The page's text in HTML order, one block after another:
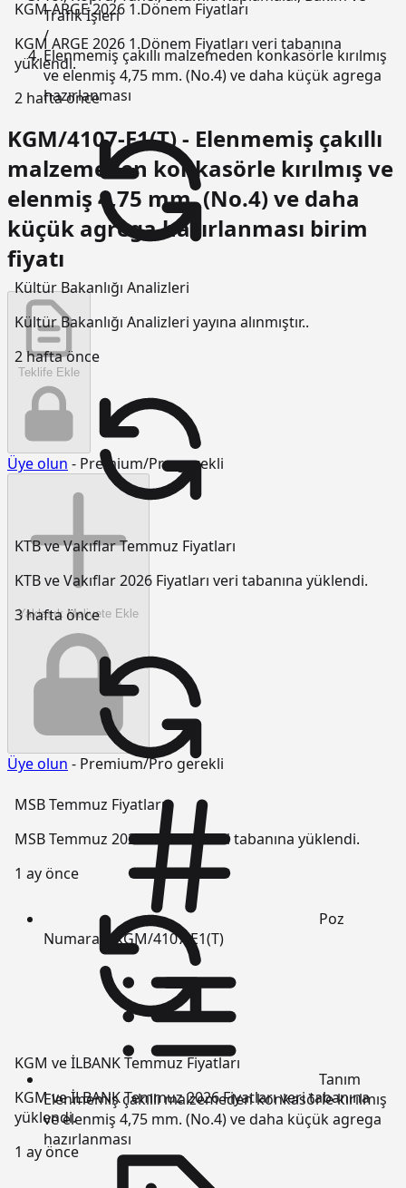
KGM ARGE 2026 1.Dönem Fiyatları
KGM ARGE 2026 1.Dönem Fiyatları veri tabanına
yüklendi.
2 hafta önce
Kültür Bakanlığı Analizleri
Kültür Bakanlığı Analizleri yayına alınmıştır..
2 hafta önce
KTB ve Vakıflar Temmuz Fiyatları
KTB ve Vakıflar 2026 Fiyatları veri tabanına yüklendi.
3 hafta önce
MSB Temmuz Fiyatları
MSB Temmuz 2026 Fiyatları veri tabanına yüklendi.
1 ay önce
KGM ve İLBANK Temmuz Fiyatları
KGM ve İLBANK Temmuz 2026 Fiyatları veri tabanına
yüklendi.
1 ay önce
Trafik İşleri
/
Elenmemiş çakıllı malzemeden konkasörle kırılmış
ve elenmiş 4,75 mm. (No.4) ve daha küçük agrega
hazırlanması
KGM/4107-E1(T) - Elenmemiş çakıllı
malzemeden konkasörle kırılmış ve
elenmiş 4,75 mm. (No.4) ve daha
küçük agrega hazırlanması birim
fiyatı
Teklife Ekle
Üye olun - Premium/Pro gerekli
Yaklaşık Maliyete Ekle
Üye olun - Premium/Pro gerekli
Poz
Numarası
KGM/4107-E1(T)
Tanım
Elenmemiş çakıllı malzemeden konkasörle kırılmış
ve elenmiş 4,75 mm. (No.4) ve daha küçük agrega
hazırlanması